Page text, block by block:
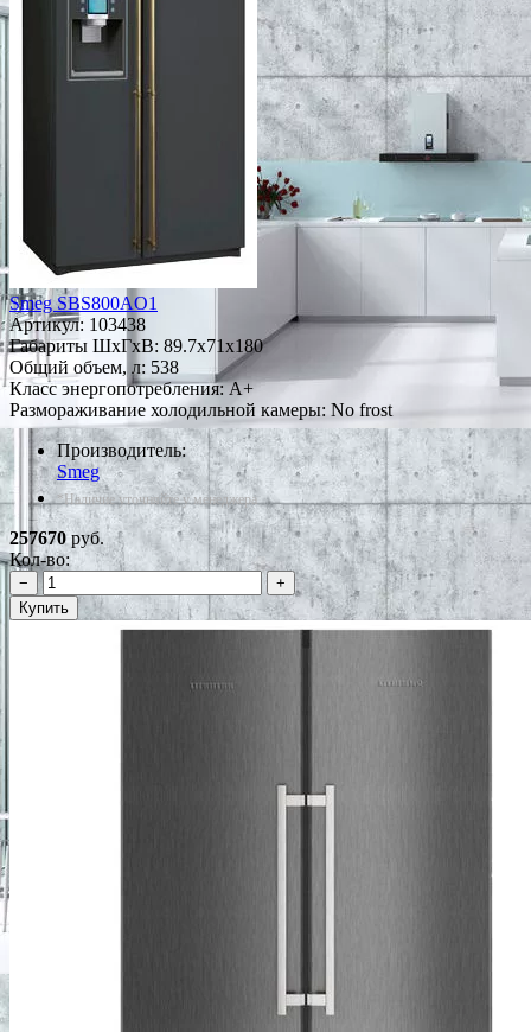
Smeg SBS800AO1
Артикул: 103438
Габариты ШxГxВ: 89.7x71x180
Общий объем, л: 538
Класс энергопотребления: A+
Размораживание холодильной камеры: No frost
Производитель:
Smeg
*Наличие уточняйте у менеджера
257670руб.
Кол-во:
−
+
Купить